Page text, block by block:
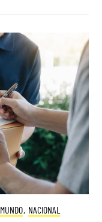
MUNDO, NACIONAL